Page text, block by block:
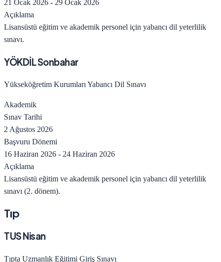
21 Ocak 2026 - 29 Ocak 2026
Açıklama
Lisansüstü eğitim ve akademik personel için yabancı dil yeterlilik
sınavı.
YÖKDİL Sonbahar
Yükseköğretim Kurumları Yabancı Dil Sınavı
Akademik
Sınav Tarihi
2 Ağustos 2026
Başvuru Dönemi
16 Haziran 2026 - 24 Haziran 2026
Açıklama
Lisansüstü eğitim ve akademik personel için yabancı dil yeterlilik
sınavı (2. dönem).
Tıp
TUS Nisan
Tıpta Uzmanlık Eğitimi Giriş Sınavı